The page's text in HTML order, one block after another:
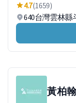
4.7(1659)
640台灣雲林縣
黃柏